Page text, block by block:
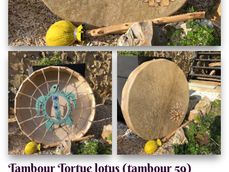
Tambour Tortue lotus (tambour 59)